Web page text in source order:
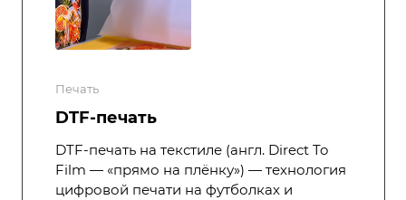
Печать
DTF-печать
DTF-печать на текстиле (англ. Direct To
Film — «прямо на плёнку») — технология
цифровой печати на футболках и